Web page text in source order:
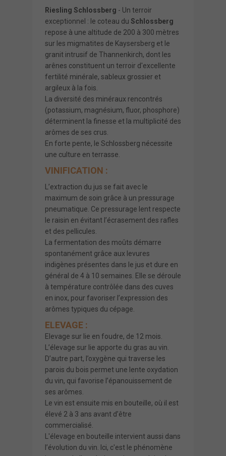
Riesling Schlossberg - Un terroir
exceptionnel : le coteau du Schlossberg
repose à une altitude de 200 à 300 mètres
sur les migmatites de Kaysersberg et le
granit intrusif de Thannenkirch, dont les
arênes constituent un terroir d'excellente
fertilité minérale, sableux grossier et
argileux à la fois.
La diversité des minéraux rencontrés
(potassium, magnésium, fluor, phosphore)
déterminent la finesse et la multiplicité des
arômes de ses crus.
En forte pente, le Schlossberg nécessite
une culture en terrasse.
VINIFICATION :
L’extraction du jus se fait avec le
maximum de soin grâce à un pressurage
pneumatique. Ce pressurage lent respecte
le raisin en évitant l’écrasement des rafles
et des pellicules.
La fermentation des moûts démarre
spontanément grâce aux levures
indigènes présentes dans le jus et dure en
général de 4 à 10 semaines. Elle se déroule
à température contrôlée dans des cuves
en inox, pour favoriser l’expression des
arômes typiques du cépage.
ELEVAGE :
Elevage sur lie en foudre, de 12 mois.
L’élevage sur lie apporte du gras au vin.
D’autre part, l’oxygène qui traverse les
parois du bois permet une lente oxydation
du vin, qui favorise l’épanouissement de
ses arômes.
Le vin est ensuite mis en bouteille, où il est
élevé 2 à 3 ans avant d’être
commercialisé.
L'élevage en bouteille intervient aussi dans
l’évolution du vin. Ici, c'est le phénomène